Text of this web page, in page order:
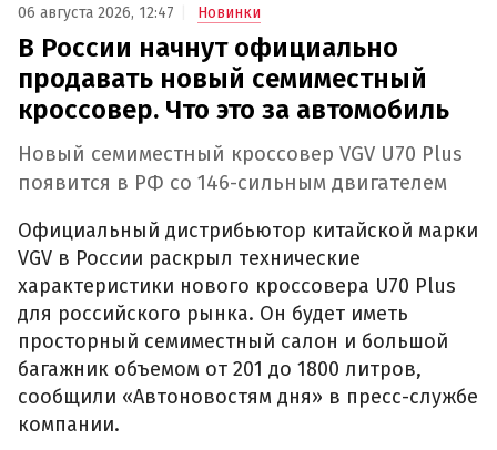
06 августа 2026, 12:47 Новинки
В России начнут официально
продавать новый семиместный
кроссовер. Что это за автомобиль
Новый семиместный кроссовер VGV U70 Plus
появится в РФ со 146-сильным двигателем
Официальный дистрибьютор китайской марки
VGV в России раскрыл технические
характеристики нового кроссовера U70 Plus
для российского рынка. Он будет иметь
просторный семиместный салон и большой
багажник объемом от 201 до 1800 литров,
сообщили «Автоновостям дня» в пресс-службе
компании.